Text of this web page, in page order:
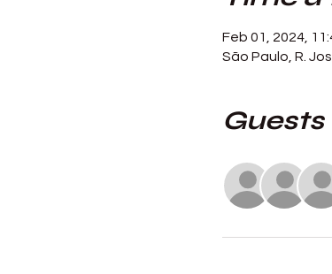
Feb 01, 2024,
São Paulo, R.
Guests